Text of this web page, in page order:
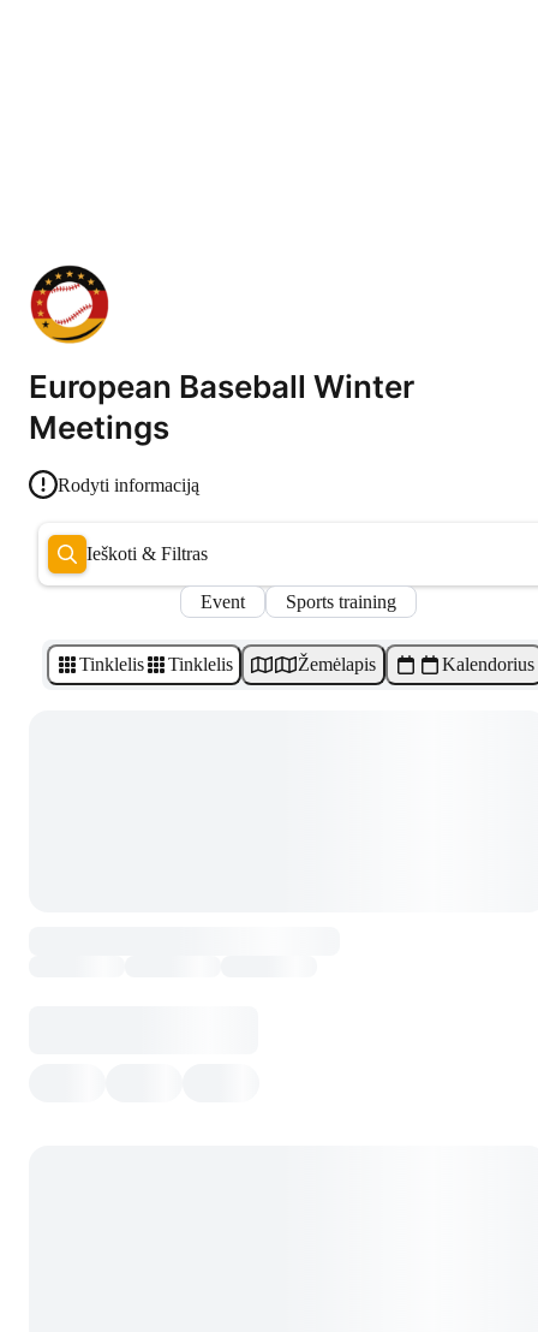
European Baseball Winter
Meetings
Rodyti informaciją
Ieškoti & Filtras
Event Sports training
Tinklelis Tinklelis Žemėlapis Kalendorius